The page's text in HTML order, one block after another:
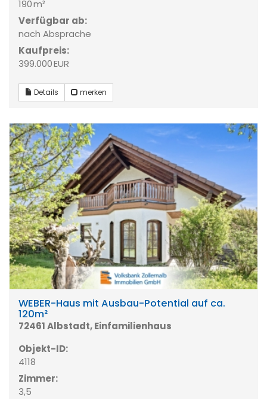
190 m²
Verfügbar ab:
nach Absprache
Kaufpreis:
399.000 EUR
Details merken
WEBER-Haus mit Ausbau-Potential auf ca.
120m²
72461 Albstadt, Einfamilienhaus
Objekt-ID:
4118
Zimmer:
3,5